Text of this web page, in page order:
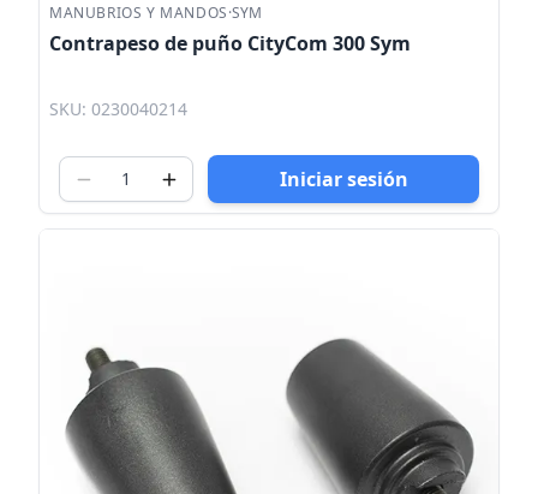
MANUBRIOS Y MANDOS·SYM
Contrapeso de puño CityCom 300 Sym
SKU: 0230040214
Iniciar sesión